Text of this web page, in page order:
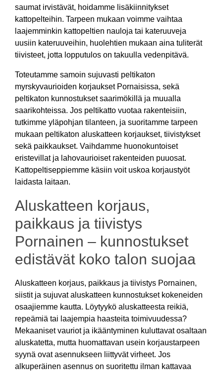
saumat irvistävät, hoidamme lisäkiinnitykset
kattopelteihin. Tarpeen mukaan voimme vaihtaa
laajemminkin kattopeltien nauloja tai kateruuveja
uusiin kateruuveihin, huolehtien mukaan aina tuliterät
tiivisteet, jotta lopputulos on takuulla vedenpitävä.
Toteutamme samoin sujuvasti peltikaton
myrskyvaurioiden korjaukset Pornaisissa, sekä
peltikaton kunnostukset saarimökillä ja muualla
saarikohteissa. Jos peltikatto vuotaa rakenteisiin,
tutkimme yläpohjan tilanteen, ja suoritamme tarpeen
mukaan peltikaton aluskatteen korjaukset, tiivistykset
sekä paikkaukset. Vaihdamme huonokuntoiset
eristevillat ja lahovaurioiset rakenteiden puuosat.
Kattopeltiseppiemme käsiin voit uskoa korjaustyöt
laidasta laitaan.
Aluskatteen korjaus,
paikkaus ja tiivistys
Pornainen – kunnostukset
edistävät koko talon suojaa
Aluskatteen korjaus, paikkaus ja tiivistys Pornainen,
siistit ja sujuvat aluskatteen kunnostukset kokeneiden
osaajiemme kautta. Löytyykö aluskatteesta reikiä,
repeämiä tai laajempia haasteita toimivuudessa?
Mekaaniset vauriot ja ikääntyminen kuluttavat osaltaan
aluskatetta, mutta huomattavan usein korjaustarpeen
syynä ovat asennukseen liittyvät virheet. Jos
alkuperäinen asennus on suoritettu ilman kattavaa